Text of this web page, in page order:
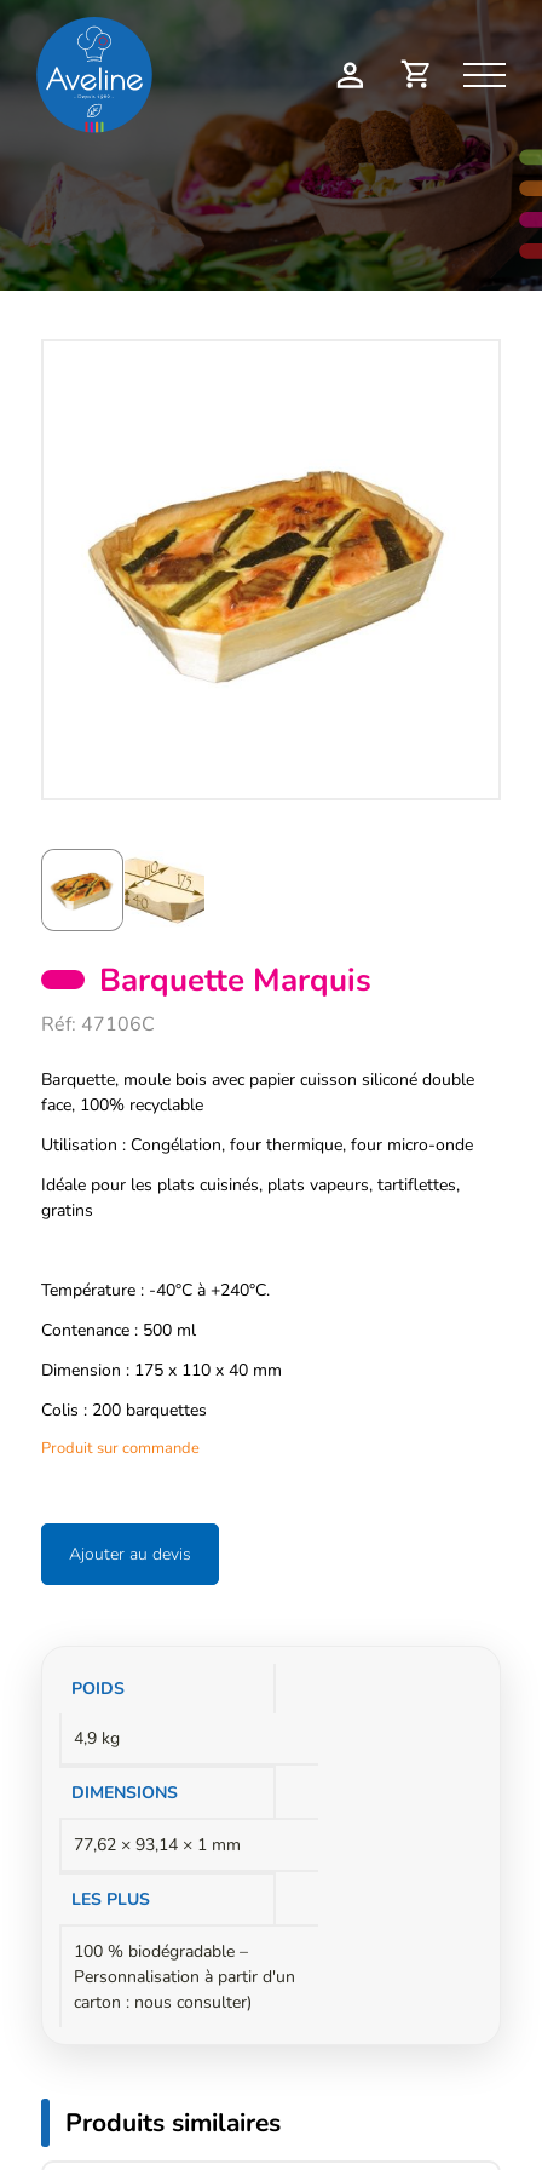
Mon Demande
devis
Barquette Marquis
Réf: 47106C
Description
Barquette, moule bois avec papier cuisson siliconé double
face, 100% recyclable
Utilisation : Congélation, four thermique, four micro-onde
Idéale pour les plats cuisinés, plats vapeurs, tartiflettes,
gratins
Température : -40°C à +240°C.
Contenance : 500 ml
Dimension : 175 x 110 x 40 mm
Colis : 200 barquettes
Produit sur commande
Ajouter au devis
Informations
POIDS
4,9 kg
DIMENSIONS
77,62 × 93,14 × 1 mm
LES PLUS
100 % biodégradable –
Personnalisation à partir d'un
carton : nous consulter)
Produits similaires
Panneau de gestion des cookies